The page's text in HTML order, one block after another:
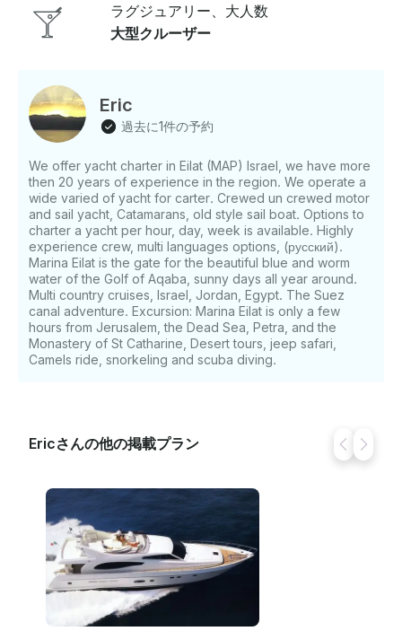
ラグジュアリー、大人数
大型クルーザー
Eric
過去に1件の予約
We offer yacht charter in Eilat (MAP) Israel, we have more
then 20 years of experience in the region. We operate a
wide varied of yacht for carter. Crewed un crewed motor
and sail yacht, Catamarans, old style sail boat. Options to
charter a yacht per hour, day, week is available. Highly
experience crew, multi languages options, (русский).
Marina Eilat is the gate for the beautiful blue and worm
water of the Golf of Aqaba, sunny days all year around.
Multi country cruises, Israel, Jordan, Egypt. The Suez
canal adventure. Excursion: Marina Eilat is only a few
hours from Jerusalem, the Dead Sea, Petra, and the
Monastery of St Catharine, Desert tours, jeep safari,
Camels ride, snorkeling and scuba diving.
Ericさんの他の掲載プラン